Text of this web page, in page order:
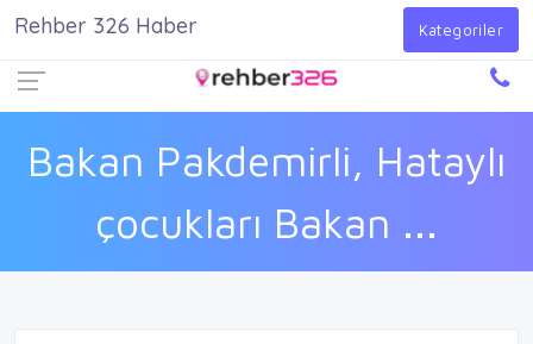
Giriş Yap
Bakan Pakdemirli, Hataylı
çocukları Bakan ...
Rehber 326 Haber Kategoriler